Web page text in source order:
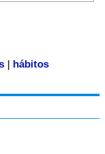
| hábitos